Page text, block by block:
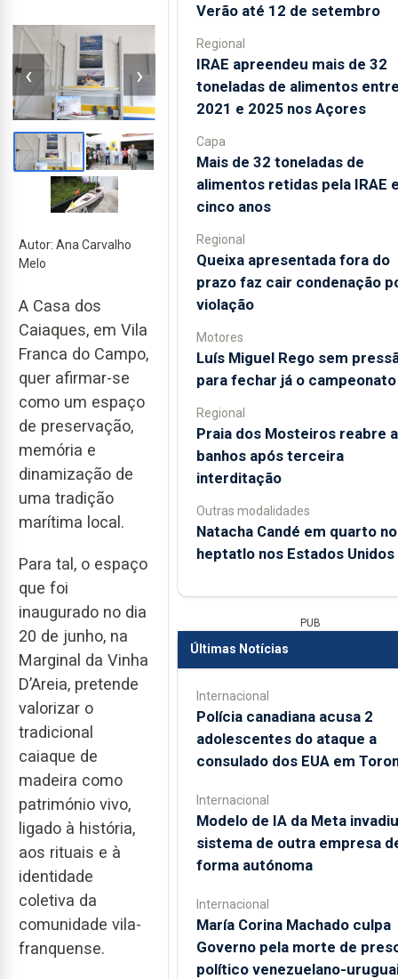
‹ ›
Autor: Ana Carvalho
Melo
A Casa dos
Caiaques, em Vila
Franca do Campo,
quer afirmar-se
como um espaço
de preservação,
memória e
dinamização de
uma tradição
marítima local.
Para tal, o espaço
que foi
inaugurado no dia
20 de junho, na
Marginal da Vinha
D’Areia, pretende
valorizar o
tradicional
caiaque de
madeira como
património vivo,
ligado à história,
aos rituais e à
identidade
coletiva da
comunidade vila-
franquense.
Verão até 12 de setembro
Regional
IRAE apreendeu mais de 32
toneladas de alimentos
2021 e 2025 nos Açores
Capa
Mais de 32 toneladas de
alimentos retidas pela IRAE
cinco anos
Regional
Queixa apresentada fora do
prazo faz cair condenação
violação
Motores
Luís Miguel Rego sem
para fechar já o campeonato
Regional
Praia dos Mosteiros reabre a
banhos após terceira
interditação
Outras modalidades
Natacha Candé em quarto no
heptatlo nos Estados Unidos
PUB
Últimas Notícias
Internacional
Polícia canadiana acusa 2
adolescentes do ataque a
consulado dos EUA em
Internacional
Modelo de IA da Meta invadiu
sistema de outra empresa
forma autónoma
Internacional
María Corina Machado culpa
Governo pela morte de
político venezuelano-